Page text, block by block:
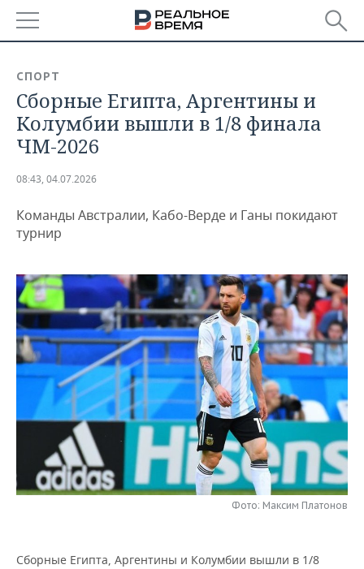
БАШКОРТОСТАН
ТАТАРСТАН
НОВОСТИ
АНАЛИТИКА
ДЕКЛАРАЦИИ О ДОХОДАХ
КОРОЛИ ГОСЗАКАЗА ПФО
ВУЗЫ ТАТАРСТАНА
КОМУ ПРИНАДЛЕЖАТ
ТОРГОВЫЕ ЦЕНТРЫ
ТАТАРСТАНА
НОВОСТИ ЭКОНОМИКИ
ФИНАНСЫ
БАНКИ
БЮДЖЕТ
ИНВЕСТИЦИИ
ПРОМЫШЛЕННОСТЬ
НОВОСТИ
АГРОПРОМ
МАШИНОСТРОЕНИЕ
НЕФТЕХИМИЯ
НЕФТЬ
ЭНЕРГЕТИКА
НЕДВИЖИМОСТЬ
НОВОСТИ НЕДВИЖИМОСТИ
АВТО
НОВОСТИ АВТО
БИЗНЕС
НОВОСТИ БИЗНЕСА
РОЗНИЧНАЯ ТОРГОВЛЯ
ТРАНСПОРТ
УСЛУГИ
ТЕХНОЛОГИИ
НОВОСТИ ТЕХНОЛОГИЙ
МЕДИА
МЕРОПРИЯТИЯ
НОВОСТИ МЕРОПРИЯТИЙ
ВЫЕЗДНАЯ РЕДАКЦИЯ
НОВОСТИ СПОРТА
ОБЩЕСТВО
СПОРТ
Сборные Египта, Аргентины и
Колумбии вышли в 1/8 финала
ЧМ-2026
08:43, 04.07.2026
Команды Австралии, Кабо-Верде и Ганы покидают
турнир
Фото: Максим Платонов
Сборные Египта, Аргентины и Колумбии вышли в 1/8